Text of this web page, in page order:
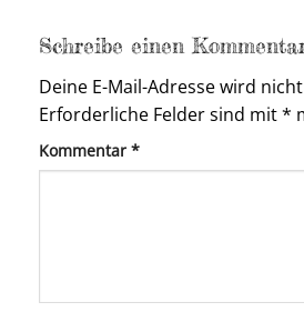
Schreibe einen
Deine E-Mail-Adresse wird
Erforderliche Felder sind mit*
Kommentar *